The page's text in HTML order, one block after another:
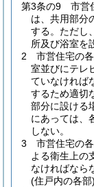
第3条の9
市営
は、共用部分
する。 ただし
所及び浴室を
2
市営住宅の
室並びにテレ
ていなければ
するため適切
部分に設ける
にあっては、
しない。
3
市営住宅の
よる衛生上の
なければなら
(住戸内の各部)